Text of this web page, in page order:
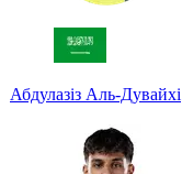
Абдулазіз Аль-Дувайхі